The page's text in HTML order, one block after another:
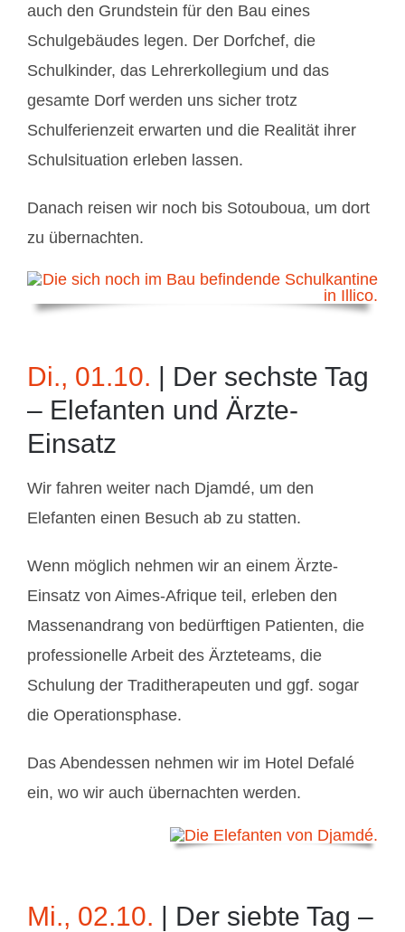
auch den Grundstein für den Bau eines
Schulgebäudes legen. Der Dorfchef, die
Schulkinder, das Lehrerkollegium und das
gesamte Dorf werden uns sicher trotz
Schulferienzeit erwarten und die Realität ihrer
Schulsituation erleben lassen.
Danach reisen wir noch bis Sotouboua, um dort
zu übernachten.
Di., 01.10. | Der sechste Tag
– Elefanten und Ärzte-
Einsatz
Wir fahren weiter nach Djamdé, um den
Elefanten einen Besuch ab zu statten.
Wenn möglich nehmen wir an einem Ärzte-
Einsatz von Aimes-Afrique teil, erleben den
Massenandrang von bedürftigen Patienten, die
professionelle Arbeit des Ärzteteams, die
Schulung der Traditherapeuten und ggf. sogar
die Operationsphase.
Das Abendessen nehmen wir im Hotel Defalé
ein, wo wir auch übernachten werden.
Mi., 02.10. | Der siebte Tag –